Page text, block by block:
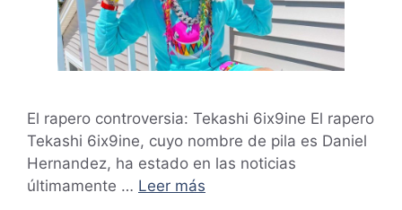
El rapero controversia: Tekashi 6ix9ine El rapero
Tekashi 6ix9ine, cuyo nombre de pila es Daniel
Hernandez, ha estado en las noticias
últimamente … Leer más